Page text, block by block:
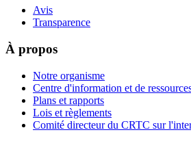
Avis
Transparence
À propos
Notre organisme
Centre d'information et de
Plans et rapports
Lois et règlements
Comité directeur du CRTC sur